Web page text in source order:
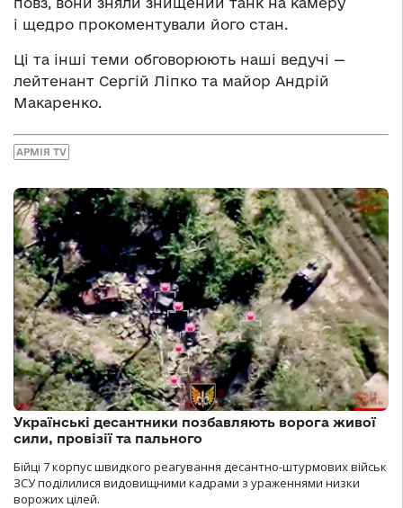
і щедро прокоментували його стан.
Ці та інші теми обговорюють наші ведучі —
лейтенант Сергій Ліпко та майор Андрій
Макаренко.
АРМІЯ TV
Українські десантники позбавляють ворога живої
сили, провізії та пального
Бійці 7 корпус швидкого реагування десантно-штурмових військ
ЗСУ поділилися видовищними кадрами з ураженнями низки
ворожих цілей.